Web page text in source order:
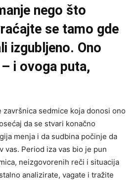
nego što
se tamo gde
izgubljeno. Ono
i ovoga puta,
završnica sedmice koja donosi ono
da se stvari konačno
menja i da sudbina počinje da
vas. Period iza vas bio je pun
neizgovorenih reči i situacija
analizirate, vagate i tražite